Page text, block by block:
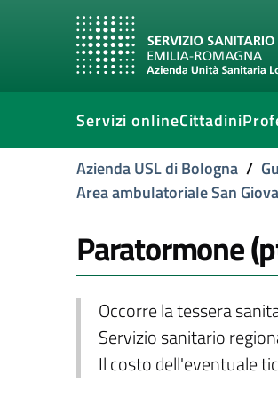
Servizi onlineCittadini
Azienda USL di Bologna /
Area ambulatoriale San
Paratormone
Occorre la tessera
Servizio sanitario
Il costo dell'eventuale